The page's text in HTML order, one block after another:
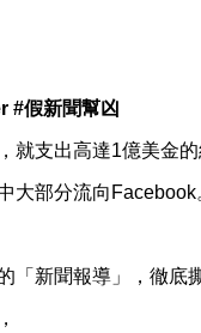
#假新聞幫凶
就支出高達1億美金的
大部分流向 Facebook
「新聞報導」，徹底